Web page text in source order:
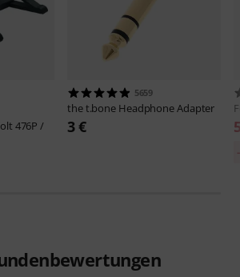
476P /
5659
the t.bone Headphone Adapter
3 €